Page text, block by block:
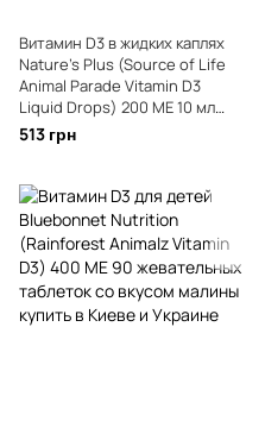
Витамин D3 в жидких каплях
Nature's Plus (Source of Life
Animal Parade Vitamin D3
Liquid Drops) 200 МЕ 10 мл
натуральный апельсин
513 грн